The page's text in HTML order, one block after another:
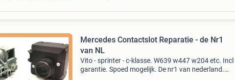
Mercedes Contactslot Reparatie - de Nr1
van NL
Vito - sprinter - c-klasse. W639 w447 w204 etc. Incl
garantie. Spoed mogelijk. De nr1 van nederland.